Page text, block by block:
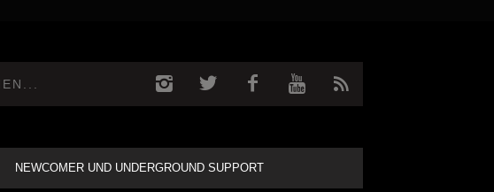
NEWCOMER UND UNDERGROUND SUPPORT